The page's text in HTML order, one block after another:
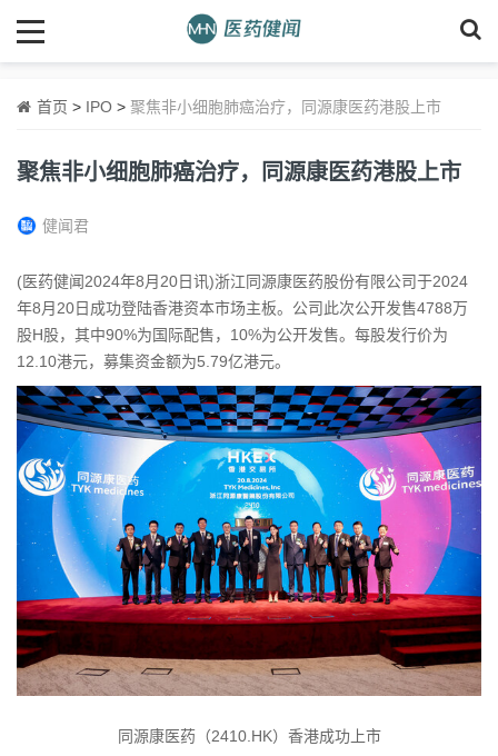
首页 > IPO > 聚焦非小细胞肺癌治疗，同源康医药港股上市
聚焦非小细胞肺癌治疗，同源康医药港股上市
健闻君
(医药健闻2024年8月20日讯)浙江同源康医药股份有限公司于2024
年8月20日成功登陆香港资本市场主板。公司此次公开发售4788万
股H股，其中90%为国际配售，10%为公开发售。每股发行价为
12.10港元，募集资金额为5.79亿港元。
同源康医药（2410.HK）香港成功上市